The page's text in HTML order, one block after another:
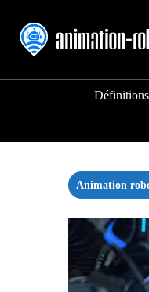
contenu
Animation